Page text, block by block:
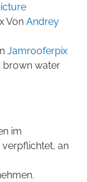
Von Andrey
Jamrooferpix
brown water
im
an